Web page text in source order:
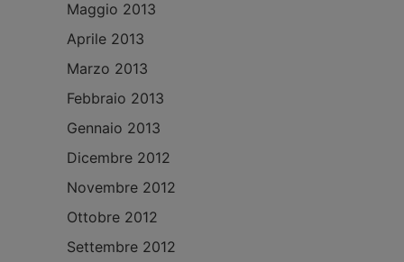
Maggio 2013
Aprile 2013
Marzo 2013
Febbraio 2013
Gennaio 2013
Dicembre 2012
Novembre 2012
Ottobre 2012
Settembre 2012